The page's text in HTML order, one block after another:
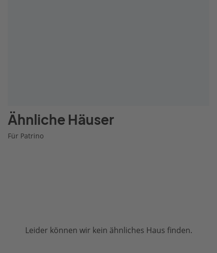
Ähnliche Häuser
Für Patrino
Leider können wir kein ähnliches Haus finden.